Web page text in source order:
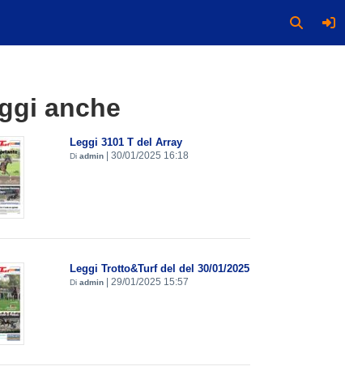
anche
Leggi 3101 T del Array
Di admin| 30/01/2025 16:18
Leggi Trotto&Turf del del 30/01/2025
Di admin| 29/01/2025 15:57